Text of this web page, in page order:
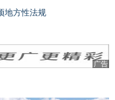
地方性法规
广告